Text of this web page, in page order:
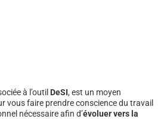
à l’outil DeSI, est un moyen
vous faire prendre conscience du travail
nécessaire afin d’évoluer vers la